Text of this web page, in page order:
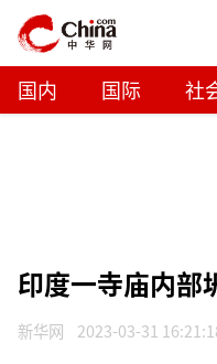
国内 国际 社
印度一寺庙内部
新华网 2023-03-31